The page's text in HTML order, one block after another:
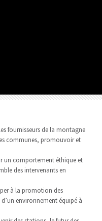
fournisseurs de la montagne
communes, promouvoir et
un comportement éthique et
des intervenants en
à la promotion des
environnement équipé à